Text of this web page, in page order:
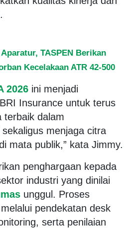
TASPEN Berikan
Kecelakaan ATR 42-500
2026 ini menjadi
Insurance untuk terus
terbaik dalam
menjaga citra
mata publik,” kata Jimmy.
penghargaan kepada
industri yang dinilai
unggul. Proses
pendekatan desk
serta penilaian